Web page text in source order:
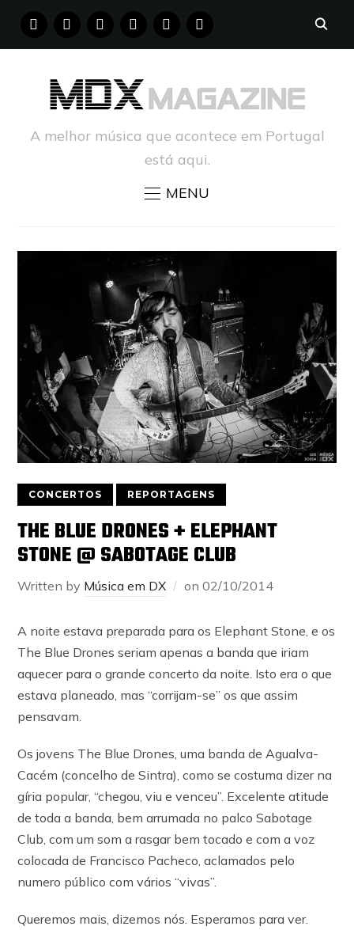
FACEBOOKINSTAGRAM
YOUTUBE PINTERESTTUMBLR
A melhor música que acontece em Portugal
está aqui.
MENU
CONCERTOS REPORTAGENS
THE BLUE DRONES + ELEPHANT
STONE @ SABOTAGE CLUB
Written by Música em DX on02/10/2014
A noite estava preparada para os Elephant Stone, e os
The Blue Drones seriam apenas a banda que iriam
aquecer para o grande concerto da noite. Isto era o que
estava planeado, mas “corrijam-se” os que assim
pensavam.
Os jovens The Blue Drones, uma banda de Agualva-
Cacém (concelho de Sintra), como se costuma dizer na
gíria popular, “chegou, viu e venceu”. Excelente atitude
de toda a banda, bem arrumada no palco Sabotage
Club, com um som a rasgar bem tocado e com a voz
colocada de Francisco Pacheco, aclamados pelo
numero público com vários “vivas”.
Queremos mais, dizemos nós. Esperamos para ver.